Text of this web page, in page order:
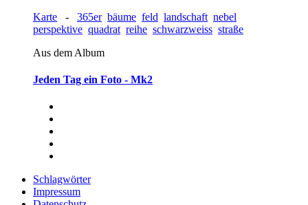
Karte - 365er bäume feld landschaft nebel
perspektive quadrat reihe schwarzweiss straße
Aus dem Album
Jeden Tag ein Foto - Mk2
Schlagwörter
Impressum